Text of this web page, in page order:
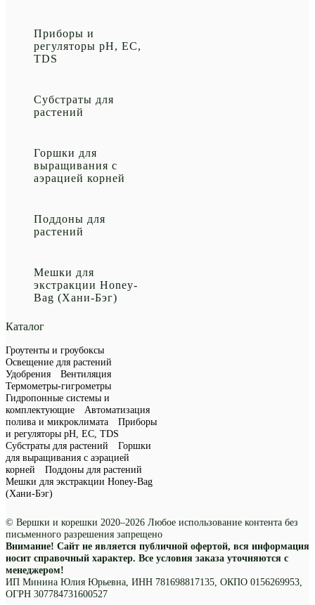
Приборы и
регуляторы рН, EC,
TDS
Субстраты для
растений
Горшки для
выращивания с
аэрацией корней
Поддоны для
растений
Мешки для
экстракции Honey-
Bag (Хани-Бэг)
Каталог
Гроутенты и гроубоксы
Освещение для растений
Удобрения
Вентиляция
Термометры-гигрометры
Гидропонные системы и
комплектующие
Автоматизация
полива и микроклимата
Приборы
и регуляторы рН, EC, TDS
Субстраты для растений
Горшки
для выращивания с аэрацией
корней
Поддоны для растений
Мешки для экстракции Honey-Bag
(Хани-Бэг)
© Вершки и корешки 2020–2026 Любое использование контента без
письменного разрешения запрещено
Внимание! Сайт не является публичной офертой, вся информация
носит справочный характер. Все условия заказа уточняются с
менеджером!
ИП Минина Юлия Юрьевна, ИНН 781698817135, ОКПО 0156269953,
ОГРН 307784731600527